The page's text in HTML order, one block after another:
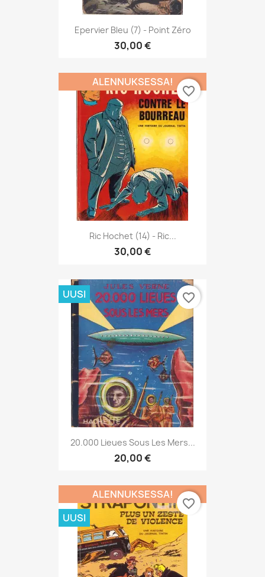
Epervier Bleu (7) - Point Zéro
30,00 €
Ric Hochet (14) - Ric...
30,00 €
ALENNUKSESSA!
favorite_border
20.000 Lieues Sous Les Mers...
20,00 €
UUSI favorite_border
ALENNUKSESSA!
UUSI
favorite_border